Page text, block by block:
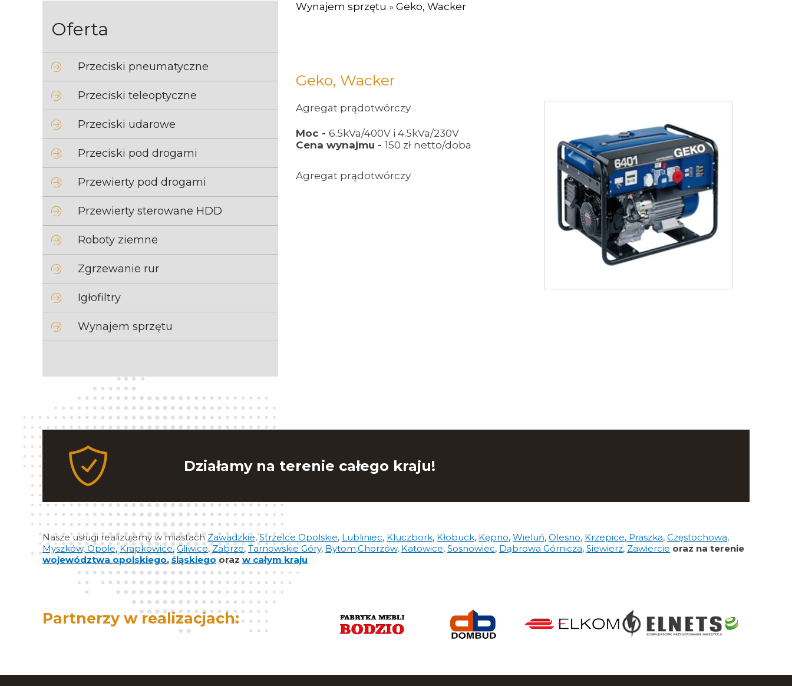
Oferta
Przeciski pneumatyczne
Przeciski teleoptyczne
Przeciski udarowe
Przeciski pod drogami
Przewierty pod drogami
Przewierty sterowane HDD
Roboty ziemne
Zgrzewanie rur
Igłofiltry
Wynajem sprzętu
Wynajem sprzętu » Geko, Wacker
Geko, Wacker
Agregat prądotwórczy
Moc - 6.5kVa/400V i 4.5kVa/230V
Cena wynajmu - 150 zł netto/doba
Agregat prądotwórczy
Działamy na terenie całego kraju!
Nasze usługi realizujemy w miastach Zawadzkie,Strzelce Opolskie, Lubliniec, Kluczbork, Kłobuck, Kępno, Wieluń, Olesno, Krzepice, Praszka, Częstochowa,
Myszków,Opole,Krapkowice,Gliwice,Zabrze, Tarnowskie Góry, Bytom,Chorzów, Katowice, Sosnowiec, Dąbrowa Górnicza, Siewierz, Zawiercie oraz na terenie
województwa opolskiego,śląskiego orazw całym kraju
Partnerzy w realizacjach: